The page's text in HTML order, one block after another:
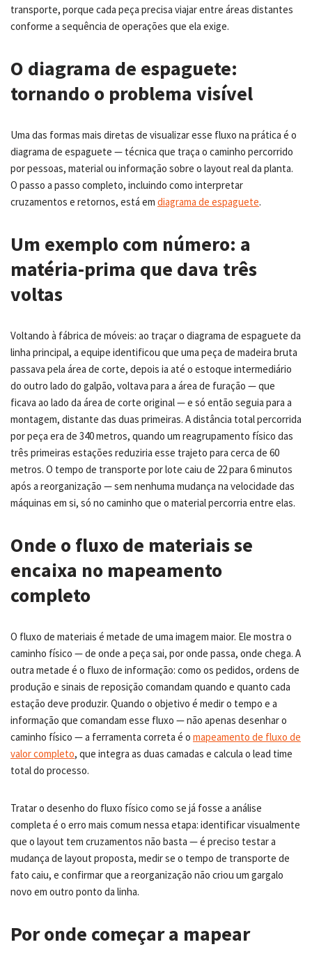
transporte, porque cada peça precisa viajar entre áreas distantes
conforme a sequência de operações que ela exige.
O diagrama de espaguete:
tornando o problema visível
Uma das formas mais diretas de visualizar esse fluxo na prática é o
diagrama de espaguete — técnica que traça o caminho percorrido
por pessoas, material ou informação sobre o layout real da planta.
O passo a passo completo, incluindo como interpretar
cruzamentos e retornos, está em diagrama de espaguete.
Um exemplo com número: a
matéria-prima que dava três
voltas
Voltando à fábrica de móveis: ao traçar o diagrama de espaguete da
linha principal, a equipe identificou que uma peça de madeira bruta
passava pela área de corte, depois ia até o estoque intermediário
do outro lado do galpão, voltava para a área de furação — que
ficava ao lado da área de corte original — e só então seguia para a
montagem, distante das duas primeiras. A distância total percorrida
por peça era de 340 metros, quando um reagrupamento físico das
três primeiras estações reduziria esse trajeto para cerca de 60
metros. O tempo de transporte por lote caiu de 22 para 6 minutos
após a reorganização — sem nenhuma mudança na velocidade das
máquinas em si, só no caminho que o material percorria entre elas.
Onde o fluxo de materiais se
encaixa no mapeamento
completo
O fluxo de materiais é metade de uma imagem maior. Ele mostra o
caminho físico — de onde a peça sai, por onde passa, onde chega. A
outra metade é o fluxo de informação: como os pedidos, ordens de
produção e sinais de reposição comandam quando e quanto cada
estação deve produzir. Quando o objetivo é medir o tempo e a
informação que comandam esse fluxo — não apenas desenhar o
caminho físico — a ferramenta correta é o mapeamento de fluxo de
valor completo, que integra as duas camadas e calcula o lead time
total do processo.
Tratar o desenho do fluxo físico como se já fosse a análise
completa é o erro mais comum nessa etapa: identificar visualmente
que o layout tem cruzamentos não basta — é preciso testar a
mudança de layout proposta, medir se o tempo de transporte de
fato caiu, e confirmar que a reorganização não criou um gargalo
novo em outro ponto da linha.
Por onde começar a mapear